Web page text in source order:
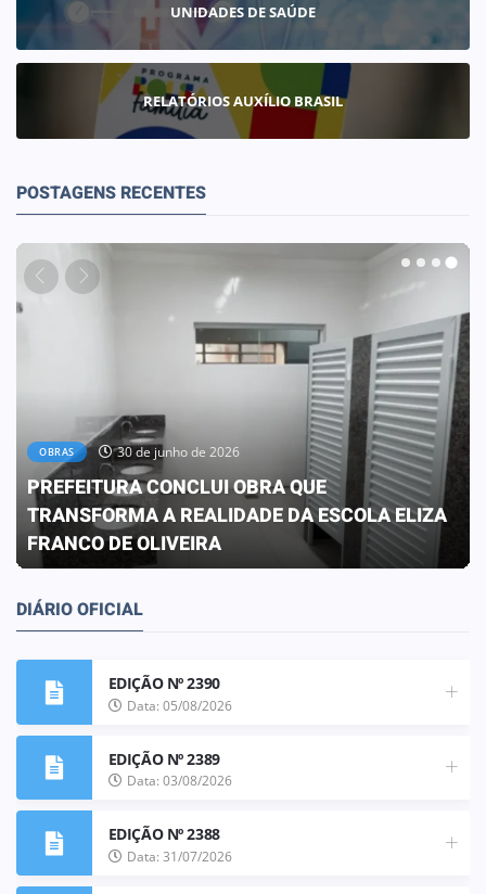
UNIDADES DE SAÚDE
RELATÓRIOS AUXÍLIO BRASIL
POSTAGENS RECENTES
OBRAS 30 de junho de 2026
PREFEITURA CONCLUI OBRA QUE
TRANSFORMA A REALIDADE DA ESCOLA ELIZA
FRANCO DE OLIVEIRA
DIÁRIO OFICIAL
EDIÇÃO Nº 2390
Data: 05/08/2026
EDIÇÃO Nº 2389
Data: 03/08/2026
EDIÇÃO Nº 2388
Data: 31/07/2026